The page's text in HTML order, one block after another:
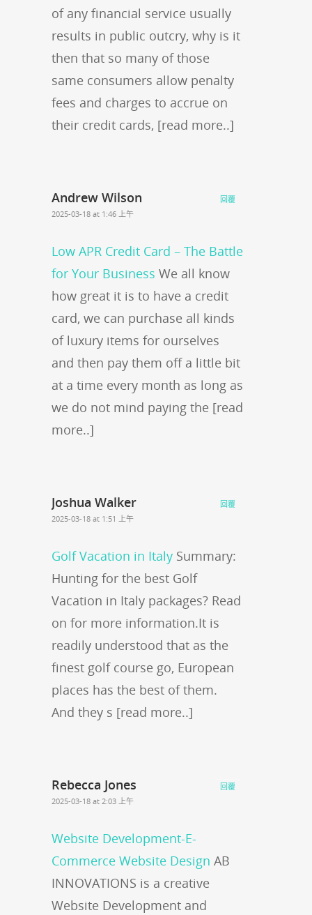
of any financial service usually
results in public outcry, why is it
then that so many of those
same consumers allow penalty
fees and charges to accrue on
their credit cards, [read more..]
Andrew Wilson
2025-03-18 at 1:46 上午
Low APR Credit Card – The Battle
for Your Business We all know
how great it is to have a credit
card, we can purchase all kinds
of luxury items for ourselves
and then pay them off a little bit
at a time every month as long as
we do not mind paying the [read
more..]
回覆
Joshua Walker
2025-03-18 at 1:51 上午
Golf Vacation in Italy Summary:
Hunting for the best Golf
Vacation in Italy packages? Read
on for more information.It is
readily understood that as the
finest golf course go, European
places has the best of them.
And they s [read more..]
回覆
Rebecca Jones
2025-03-18 at 2:03 上午
Website Development-E-
Commerce Website Design AB
INNOVATIONS is a creative
Website Development and
回覆